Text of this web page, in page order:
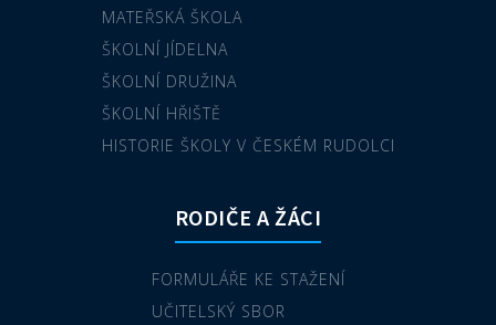
MATEŘSKÁ ŠKOLA
ŠKOLNÍ JÍDELNA
ŠKOLNÍ DRUŽINA
ŠKOLNÍ HŘIŠTĚ
HISTORIE ŠKOLY V ČESKÉM RUDOLCI
RODIČE A ŽÁCI
FORMULÁŘE KE STAŽENÍ
UČITELSKÝ SBOR